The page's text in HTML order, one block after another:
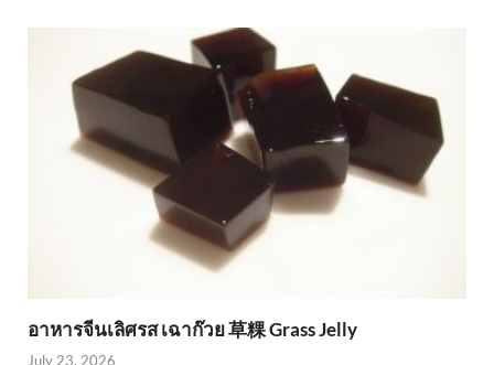
อาหารจีนเลิศรส เฉาก๊วย 草粿 Grass Jelly
July 23, 2026